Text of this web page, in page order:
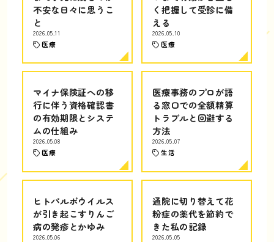
不安な日々に思うこ
と
2026.05.11
医療
く把握して受診に備
える
2026.05.10
医療
マイナ保険証への移
行に伴う資格確認書
の有効期限とシステ
ムの仕組み
2026.05.08
医療
医療事務のプロが語
る窓口での全額精算
トラブルと回避する
方法
2026.05.07
生活
ヒトパルボウイルス
が引き起こすりんご
病の発疹とかゆみ
2026.05.06
通院に切り替えて花
粉症の薬代を節約で
きた私の記録
2026.05.05